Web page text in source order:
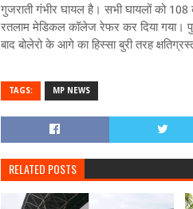
गुजराती गंभीर घायल है। सभी घायलों को
रतलाम मेडिकल कॉलेज रेफर कर दिया गया।
बाद बोलेरो के आगे का हिस्सा बुरी तरह
TAGS: MP NEWS
RELATED POSTS